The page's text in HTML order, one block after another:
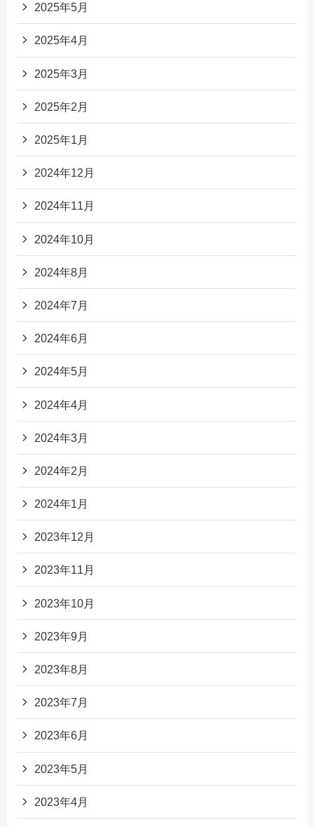
2025年5月
2025年4月
2025年3月
2025年2月
2025年1月
2024年12月
2024年11月
2024年10月
2024年8月
2024年7月
2024年6月
2024年5月
2024年4月
2024年3月
2024年2月
2024年1月
2023年12月
2023年11月
2023年10月
2023年9月
2023年8月
2023年7月
2023年6月
2023年5月
2023年4月